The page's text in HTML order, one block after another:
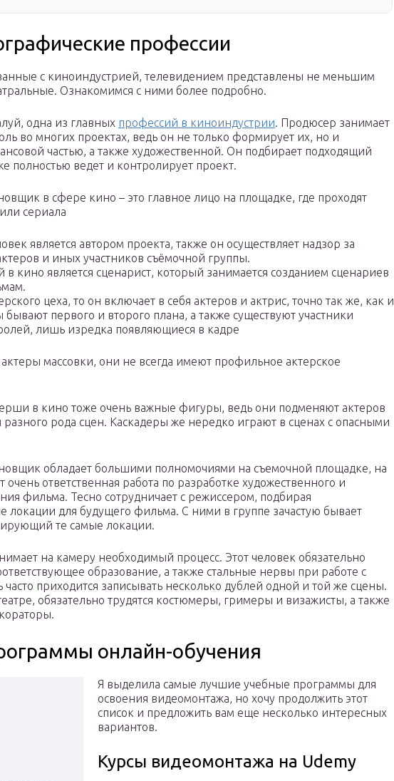
профессии
с киноиндустрией, телевидением представлены не меньшим
Ознакомимся с ними более подробно.
одна из главных профессий в киноиндустрии. Продюсер занимает
во многих проектах, ведь он не только формирует их, но и
частью, а также художественной. Он подбирает подходящий
полностью ведет и контролирует проект.
в сфере кино – это главное лицо на площадке, где проходят
сериала
является автором проекта, также он осуществляет надзор за
и иных участников съёмочной группы.
кино является сценарист, который занимается созданием сценариев
цеха, то он включает в себя актеров и актрис, точно так же, как и
бывают первого и второго плана, а также существуют участники
лишь изредка появляющиеся в кадре
массовки, они не всегда имеют профильное актерское
в кино тоже очень важные фигуры, ведь они подменяют актеров
рода сцен. Каскадеры же нередко играют в сценах с опасными
обладает большими полномочиями на съемочной площадке, на
очень ответственная работа по разработке художественного и
фильма. Тесно сотрудничает с режиссером, подбирая
локации для будущего фильма. С ними в группе зачастую бывает
те самые локации.
на камеру необходимый процесс. Этот человек обязательно
образование, а также стальные нервы при работе с
приходится записывать несколько дублей одной и той же сцены.
обязательно трудятся костюмеры, гримеры и визажисты, а также
онлайн-обучения
Я выделила самые лучшие учебные программы для
освоения видеомонтажа, но хочу продолжить этот
список и предложить вам еще несколько интересных
вариантов.
Курсы видеомонтажа на Udemy